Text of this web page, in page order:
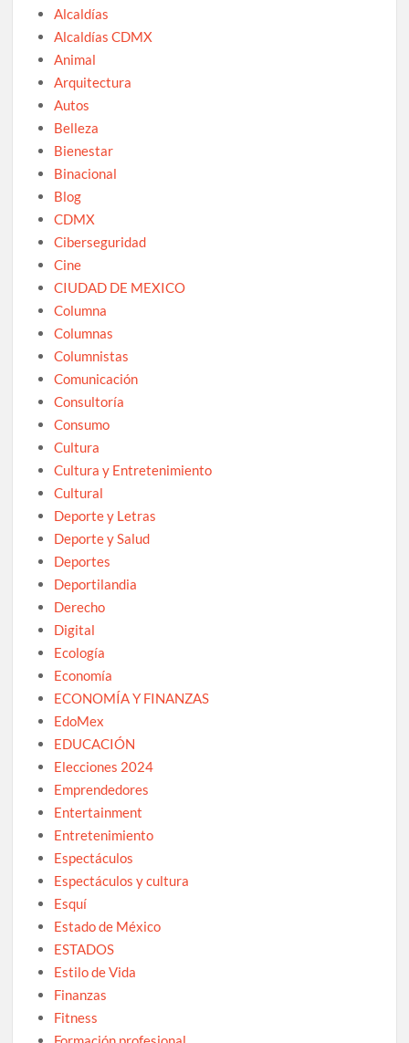
Alcaldías
Alcaldías CDMX
Animal
Arquitectura
Autos
Belleza
Bienestar
Binacional
Blog
CDMX
Ciberseguridad
Cine
CIUDAD DE MEXICO
Columna
Columnas
Columnistas
Comunicación
Consultoría
Consumo
Cultura
Cultura y Entretenimiento
Cultural
Deporte y Letras
Deporte y Salud
Deportes
Deportilandia
Derecho
Digital
Ecología
Economía
ECONOMÍA Y FINANZAS
EdoMex
EDUCACIÓN
Elecciones 2024
Emprendedores
Entertainment
Entretenimiento
Espectáculos
Espectáculos y cultura
Esquí
Estado de México
ESTADOS
Estilo de Vida
Finanzas
Fitness